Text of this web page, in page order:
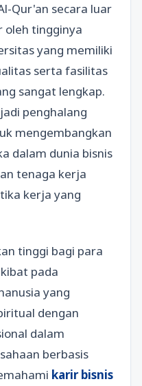
Qur'an secara luar
oleh tingginya
yang memiliki
serta fasilitas
sangat lengkap.
penghalang
mengembangkan
dalam dunia bisnis
tenaga kerja
kerja yang
tinggi bagi para
pada
yang
dengan
dalam
berbasis
karir bisnis